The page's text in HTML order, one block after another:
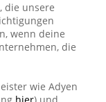
die unsere
wenn deine
die
wie Adyen